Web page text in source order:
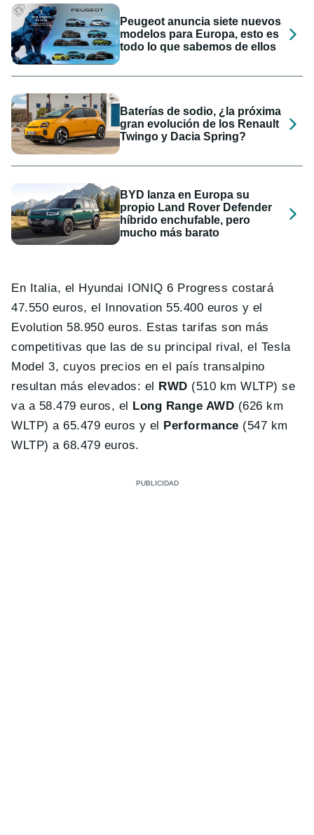
Peugeot anuncia siete nuevos
modelos para Europa, esto es
todo lo que sabemos de ellos
Baterías de sodio, ¿la próxima
gran evolución de los Renault
Twingo y Dacia Spring?
BYD lanza en Europa su
propio Land Rover Defender
híbrido enchufable, pero
mucho más barato
En Italia, el Hyundai IONIQ 6 Progress costará
47.550 euros, el Innovation 55.400 euros y el
Evolution 58.950 euros. Estas tarifas son más
competitivas que las de su principal rival, el Tesla
Model 3, cuyos precios en el país transalpino
resultan más elevados: el RWD (510 km WLTP) se
va a 58.479 euros, el Long Range AWD (626 km
WLTP) a 65.479 euros y el Performance (547 km
WLTP) a 68.479 euros.